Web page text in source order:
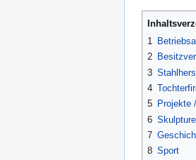
1
2
3
4
5 Projekte
6
7
8 Sport